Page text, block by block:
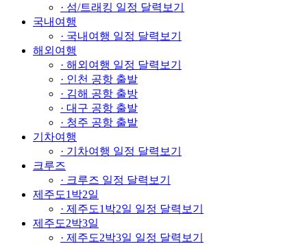
· 섬/트래킹 일정 달력보기
국내여행
· 국내여행 일정 달력보기
해외여행
· 해외여행 일정 달력보기
· 인천 공항 출발
· 김해 공항 출방
· 대구 공항 출발
· 청주 공항 출발
기차여행
· 기차여행 일정 달력보기
크루즈
· 크루즈 일정 달력보기
제주도1박2일
· 제주도1박2일 일정 달력보기
제주도2박3일
· 제주도2박3일 일정 달력보기